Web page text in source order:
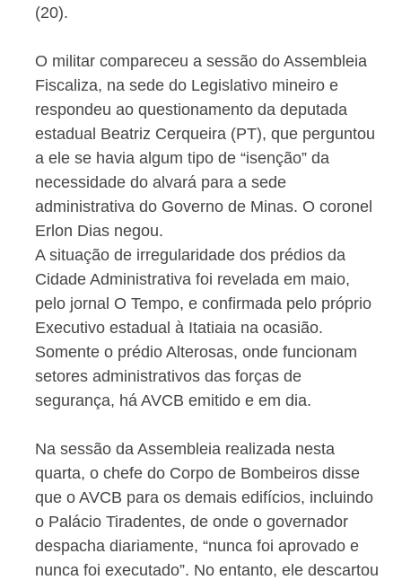
(20).
O militar compareceu a sessão do Assembleia
Fiscaliza, na sede do Legislativo mineiro e
respondeu ao questionamento da deputada
estadual Beatriz Cerqueira (PT), que perguntou
a ele se havia algum tipo de “isenção” da
necessidade do alvará para a sede
administrativa do Governo de Minas. O coronel
Erlon Dias negou.
A situação de irregularidade dos prédios da
Cidade Administrativa foi revelada em maio,
pelo jornal O Tempo, e confirmada pelo próprio
Executivo estadual à Itatiaia na ocasião.
Somente o prédio Alterosas, onde funcionam
setores administrativos das forças de
segurança, há AVCB emitido e em dia.
Na sessão da Assembleia realizada nesta
quarta, o chefe do Corpo de Bombeiros disse
que o AVCB para os demais edifícios, incluindo
o Palácio Tiradentes, de onde o governador
despacha diariamente, “nunca foi aprovado e
nunca foi executado”. No entanto, ele descartou